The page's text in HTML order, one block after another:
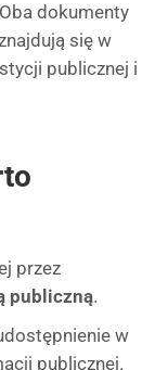
dokumenty
się w
publicznej i
przez
publiczną.
w
publicznej.